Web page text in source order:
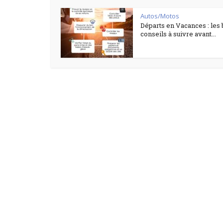
Autos/Motos
Départs en Vacances : les
conseils à suivre avant...